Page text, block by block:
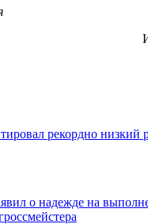
рекордно низкий
о надежде на